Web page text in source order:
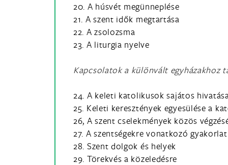
20. A húsvét megünneplése
21. A szent idők megtartása
22. A zsolozsma
23. A liturgia nyelve
Kapcsolatok a különvált egyházakhoz
24. A keleti katolikusok sajátos
25. Keleti keresztények egyesülése a
26, A szent cselekmények közös
27. A szentségekre vonatkozó gyakorlat
28. Szent dolgok és helyek
29. Törekvés a közeledésre